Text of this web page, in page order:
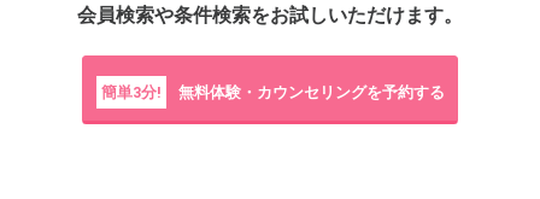
会員検索や条件検索をお試しいただけます。
簡単3分! 無料体験・カウンセリングを予約する